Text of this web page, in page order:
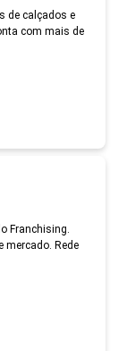
de calçados e
com mais de
Franchising.
mercado. Rede